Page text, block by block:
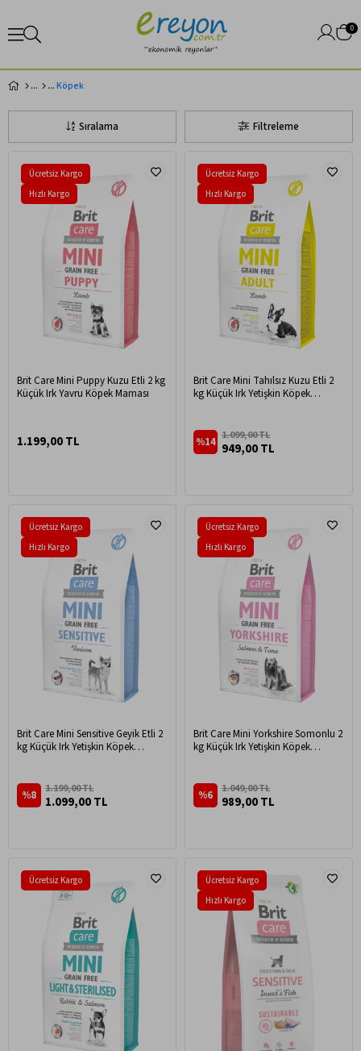
0
Köpek
Filtreleme
Sıralama
Brit Care Mini Puppy Kuzu Etli 2 kg
Küçük Irk Yavru Köpek Maması
1.199,00 TL
Ücretsiz Kargo
Hızlı Kargo
Brit Care Mini Tahılsız Kuzu Etli 2
kg Küçük Irk Yetişkin Köpek
949,00 TL
1.099,00 TL
%14
Ücretsiz Kargo
Hızlı Kargo
Brit Care Mini Sensitive Geyik Etli 2
kg Küçük Irk Yetişkin Köpek
1.099,00 TL
1.199,00 TL
%8
Ücretsiz Kargo
Hızlı Kargo
Brit Care Mini Yorkshire Somonlu 2
kg Küçük Irk Yetişkin Köpek
989,00 TL
1.049,00 TL
%6
Ücretsiz Kargo
Hızlı Kargo
Ücretsiz Kargo
Ücretsiz Kargo
Hızlı Kargo